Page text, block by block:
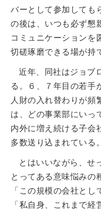
バーとして参加しても
の後は、いつも必ず懇
コミュニケーションを
切磋琢磨できる場が持
近年、同社はジョブ
る。６、７年目の若手
人財の入れ替わりが頻
は、どの事業部にいっ
内外に増え続ける子会
多数送り込まれている。
とはいいながら、せ
とってある意味悩みの
「この規模の会社とし
「私自身、これまで